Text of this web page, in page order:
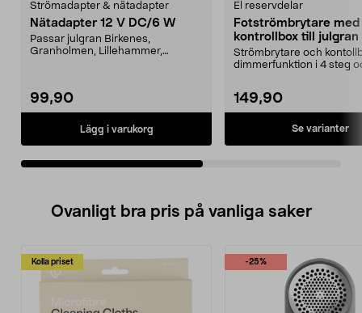
Strömadapter & nätadapter
Nätadapter 12 V DC/6 W
Passar julgran Birkenes,
Granholmen, Lillehammer,
99,90
Lägg i varukorg
El reservdelar
Fotströmbrytare med
kontrollbox till julgran
dimmerfunktion och
Strömbrytare och
dimmerfunktion i 4 steg
149,90
Se varianter
Ovanligt bra pris på vanliga saker
Kolla priset -25%